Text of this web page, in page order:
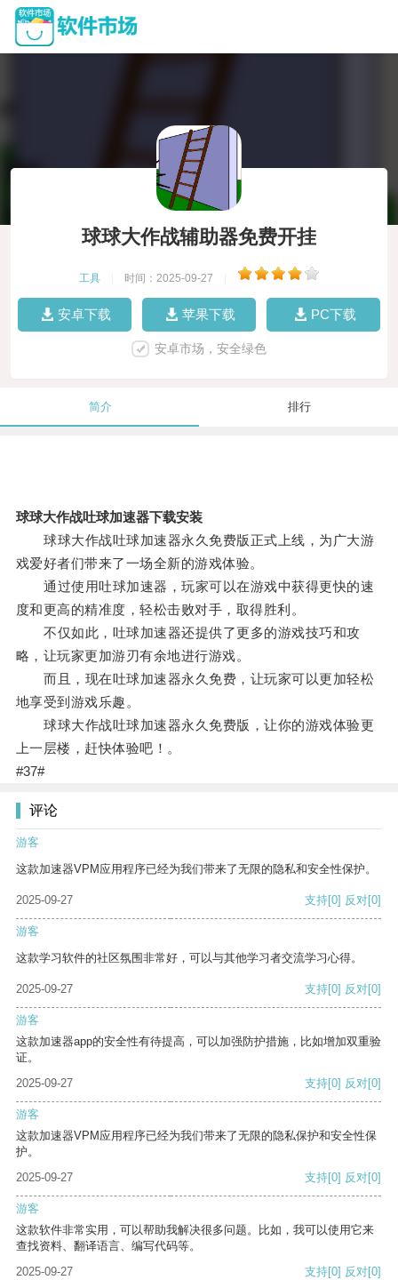
球球大作战辅助器免费开挂
工具 时间：2025-09-27
安卓下载 苹果下载 PC下载
安卓市场，安全绿色
简介 排行
球球大作战吐球加速器下载安装
球球大作战吐球加速器永久免费版正式上线，为广大游
戏爱好者们带来了一场全新的游戏体验。
通过使用吐球加速器，玩家可以在游戏中获得更快的速
度和更高的精准度，轻松击败对手，取得胜利。
不仅如此，吐球加速器还提供了更多的游戏技巧和攻
略，让玩家更加游刃有余地进行游戏。
而且，现在吐球加速器永久免费，让玩家可以更加轻松
地享受到游戏乐趣。
球球大作战吐球加速器永久免费版，让你的游戏体验更
上一层楼，赶快体验吧！。
#37#
评论
游客
这款加速器VPM应用程序已经为我们带来了无限的隐私和安全性保护。
2025-09-27 支持[0] 反对[0]
游客
这款学习软件的社区氛围非常好，可以与其他学习者交流学习心得。
2025-09-27 支持[0] 反对[0]
游客
这款加速器app的安全性有待提高，可以加强防护措施，比如增加双重验
证。
2025-09-27
支持[0] 反对[0]
游客
这款加速器VPM应用程序已经为我们带来了无限的隐私保护和安全性保
护。
2025-09-27
支持[0] 反对[0]
游客
这款软件非常实用，可以帮助我解决很多问题。比如，我可以使用它来
查找资料、翻译语言、编写代码等。
2025-09-27
支持[0] 反对[0]